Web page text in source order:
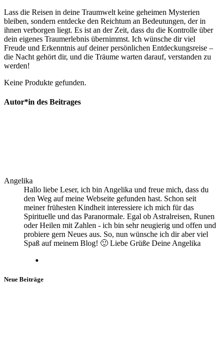
Lass die Reisen in deine Traumwelt keine geheimen​ Mysterien
bleiben,⁣ sondern entdecke den Reichtum an Bedeutungen, der in
ihnen verborgen liegt. Es ist an der Zeit, dass du die Kontrolle‍ über
dein⁢ eigenes Traumerlebnis übernimmst. Ich wünsche dir viel
Freude und Erkenntnis auf deiner persönlichen Entdeckungsreise –
die Nacht‍ gehört dir, ‌und die Träume ⁤warten darauf, ​verstanden zu
werden!
Keine Produkte gefunden.
Autor*in des Beitrages
Angelika
Hallo liebe Leser, ich bin Angelika und freue mich, dass du
den Weg auf meine Webseite gefunden hast. Schon seit
meiner frühesten Kindheit interessiere ich mich für das
Spirituelle und das Paranormale. Egal ob Astralreisen, Runen
oder Heilen mit Zahlen - ich bin sehr neugierig und offen und
probiere gern Neues aus. So, nun wünsche ich dir aber viel
Spaß auf meinem Blog! 🙂 Liebe Grüße Deine Angelika
Neue Beiträge